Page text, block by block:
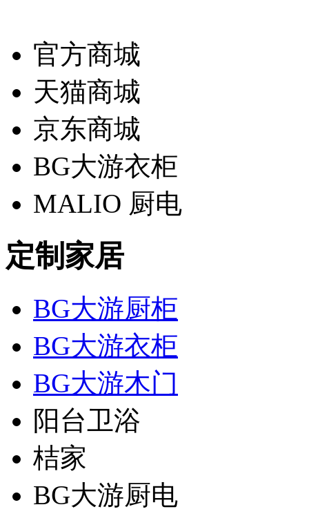
官方商城
天猫商城
京东商城
BG大游衣柜
MALIO 厨电
定制家居
BG大游厨柜
BG大游衣柜
BG大游木门
阳台卫浴
桔家
BG大游厨电